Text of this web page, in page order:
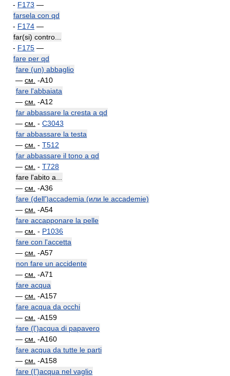
- F173 —
farsela con qd
- F174 —
far(si) contro...
- F175 —
fare per qd
fare (un) abbaglio
— см. -A10
fare l'abbaiata
— см. -A12
far abbassare la cresta a qd
— см. - C3043
far abbassare la testa
— см. - T512
far abbassare il tono a qd
— см. - T728
fare l'abito a...
— см. -A36
fare (dell')accademia (или le accademie)
— см. -A54
fare accapponare la pelle
— см. - P1036
fare con l'accetta
— см. -A57
non fare un accidente
— см. -A71
fare acqua
— см. -A157
fare acqua da occhi
— см. -A159
fare (l')acqua di papavero
— см. -A160
fare acqua da tutte le parti
— см. -A158
fare (I')acqua nel vaglio